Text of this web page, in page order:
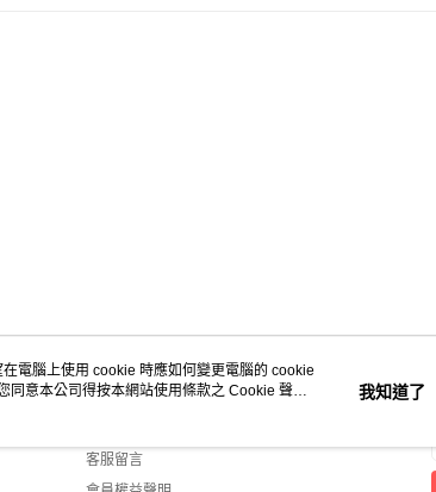
客服資訊
客服留言
電腦上使用 cookie 時應如何變更電腦的 cookie
同意本公司得按本網站使用條款之 Cookie 聲明
我知道了